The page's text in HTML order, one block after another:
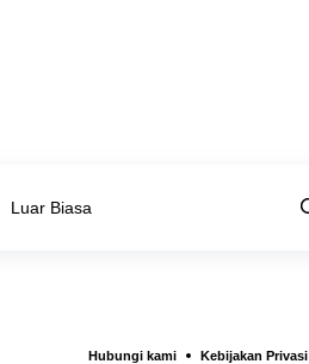
Luar Biasa
Hubungi kami Kebijakan Privasi